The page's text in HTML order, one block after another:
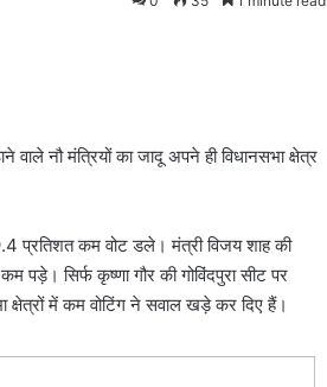
नौ मंत्रियों का जादू अपने ही विधानसभा क्षेत्र
प्रतिशत कम वोट डले। मंत्री विजय शाह की
सिर्फ कृष्णा गौर की गोविंदपुरा सीट पर
क्षेत्रों में कम वोटिंग ने सवाल खड़े कर दिए हैं।